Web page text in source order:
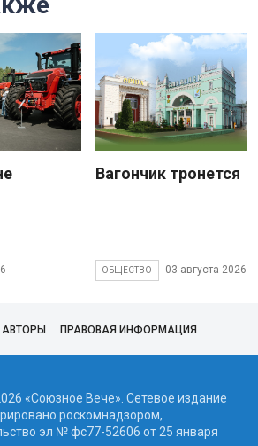
Вагончик тронется
ОБЩЕСТВО 03 августа 2026
АВТОРЫ ПРАВОВАЯ ИНФОРМАЦИЯ
«Союзное Вече». Сетевое издание
роскомнадзором,
эл № фc77-52606 от 25 января